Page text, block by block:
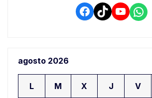
Facebook
TikTok
agosto 2026
L M X J V